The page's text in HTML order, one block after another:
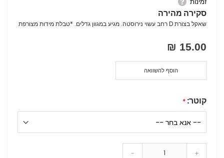
סקירה מהירה
שאקל בצורת D רחב עשוי נירוסטה. מגיע במגוון גדלים. *טבלת מידות מצורפת
15.00 ₪
קוטר:
- +
הוסף להשוואה